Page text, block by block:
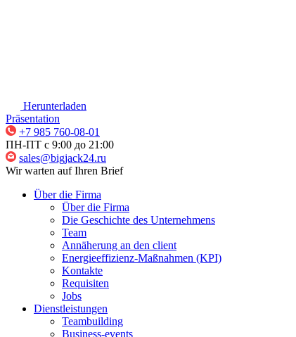
Herunterladen
Präsentation
+7 985 760-08-01
ПН-ПТ c 9:00 до 21:00
sales@bigjack24.ru
Wir warten auf Ihren Brief
Über die Firma
Über die Firma
Die Geschichte des Unternehmens
Team
Annäherung an den client
Energieeffizienz-Maßnahmen (KPI)
Kontakte
Requisiten
Jobs
Dienstleistungen
Teambuilding
Business-events